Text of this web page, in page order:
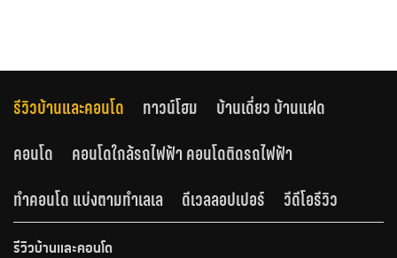
รีวิวบ้านและคอนโด ทาวน์โฮม
บ้านเดี่ยว บ้านแฝด
คอนโด
คอนโดใกล้รถไฟฟ้า คอนโดติดรถไฟฟ้า
ทำคอนโด แบ่งตามทำเลเล
ดีเวลลอปเปอร์ วีดีโอรีวิว
รีวิวบ้านและคอนโด